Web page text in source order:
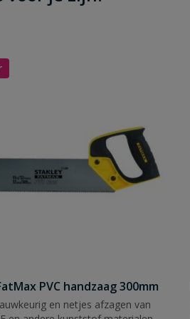
PVC handzaag 300mm
en netjes afzagen van